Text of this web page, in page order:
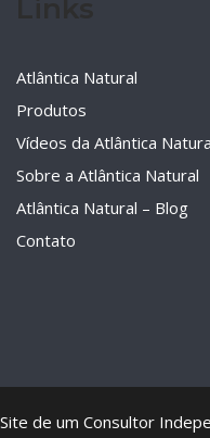
Atlântica Natural
Produtos
Vídeos da Atlântica
Sobre a Atlântica Natural
Atlântica Natural – Blog
Contato
Site de um Consultor